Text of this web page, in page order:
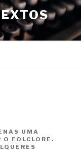
UMA
FOLCLORE.